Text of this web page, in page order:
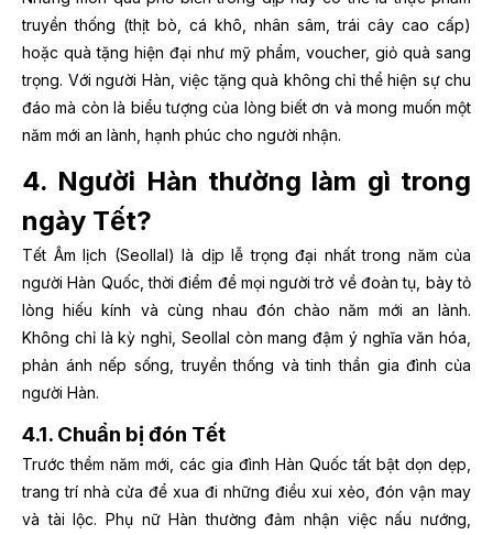
truyền thống (thịt bò, cá khô, nhân sâm, trái cây cao cấp)
hoặc quà tặng hiện đại như mỹ phẩm, voucher, giỏ quà sang
trọng. Với người Hàn, việc tặng quà không chỉ thể hiện sự chu
đáo mà còn là biểu tượng của lòng biết ơn và mong muốn một
năm mới an lành, hạnh phúc cho người nhận.
4. Người Hàn thường làm gì trong
ngày Tết?
Tết Âm lịch (Seollal) là dịp lễ trọng đại nhất trong năm của
người Hàn Quốc, thời điểm để mọi người trở về đoàn tụ, bày tỏ
lòng hiếu kính và cùng nhau đón chào năm mới an lành.
Không chỉ là kỳ nghỉ, Seollal còn mang đậm ý nghĩa văn hóa,
phản ánh nếp sống, truyền thống và tinh thần gia đình của
người Hàn.
4.1. Chuẩn bị đón Tết
Trước thềm năm mới, các gia đình Hàn Quốc tất bật dọn dẹp,
trang trí nhà cửa để xua đi những điều xui xẻo, đón vận may
và tài lộc. Phụ nữ Hàn thường đảm nhận việc nấu nướng,